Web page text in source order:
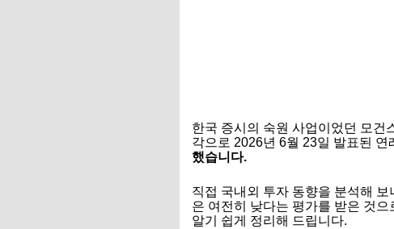
한국 증시의 숙원 사업이었던 모건
각으로 2026년 6월 23일 발표된
했습니다.
직접 국내외 투자 동향을 분석해
은 여전히 낮다는 평가를 받은 것
알기 쉽게 정리해 드립니다.